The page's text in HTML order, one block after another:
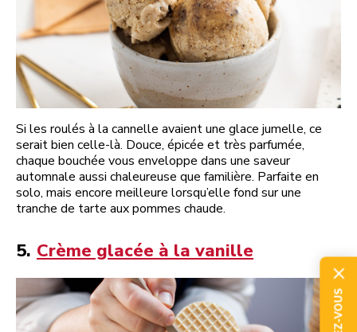
Si les roulés à la cannelle avaient une glace jumelle, ce
serait bien celle-là. Douce, épicée et très parfumée,
chaque bouchée vous enveloppe dans une saveur
automnale aussi chaleureuse que familière. Parfaite en
solo, mais encore meilleure lorsqu’elle fond sur une
tranche de tarte aux pommes chaude.
5. Crème glacée à la vanille